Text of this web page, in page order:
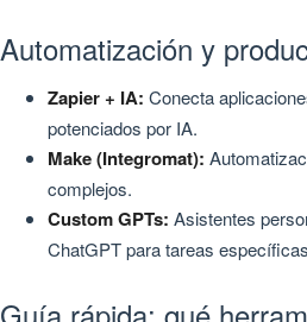
Automatización y
Zapier + IA: Conecta
potenciados por IA.
Make (Integromat):
complejos.
Custom GPTs: Asistentes
ChatGPT para tareas